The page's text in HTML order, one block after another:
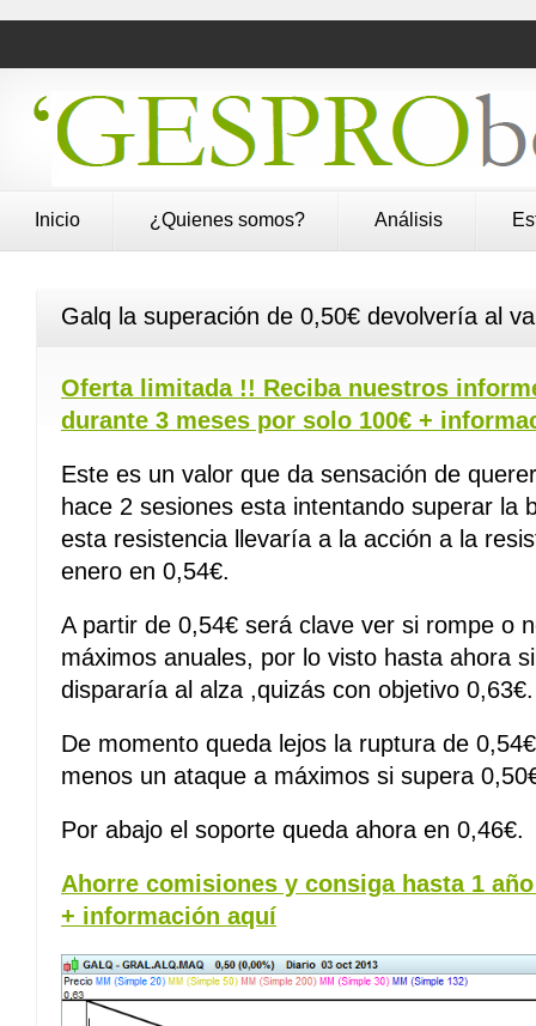
Inicio ¿Quienes somos? Análisis
Galq la superación de 0,50€ devolvería al
Oferta limitada !! Reciba nuestros
durante 3 meses por solo 100€ +
Este es un valor que da sensación de
hace 2 sesiones esta intentando superar la
esta resistencia llevaría a la acción a la
enero en 0,54€.
A partir de 0,54€ será clave ver si rompe o
máximos anuales, por lo visto hasta ahora
dispararía al alza ,quizás con objetivo 0,63€.
De momento queda lejos la ruptura de
menos un ataque a máximos si supera
Por abajo el soporte queda ahora en 0,46€.
Ahorre comisiones y consiga hasta 1
+ información aquí